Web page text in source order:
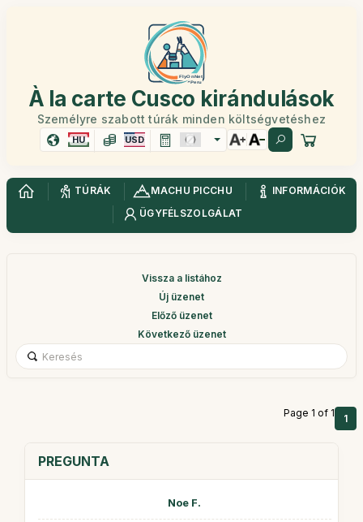
À la carte Cusco kirándulások
Személyre szabott túrák minden költségvetéshez
HU USD
TÚRÁK MACHU PICCHU
INFORMÁCIÓK
ÜGYFÉLSZOLGÁLAT
Vissza a listához
Új üzenet
Előző üzenet
Következő üzenet
Page 1 of 1 1
PREGUNTA
Noe F.